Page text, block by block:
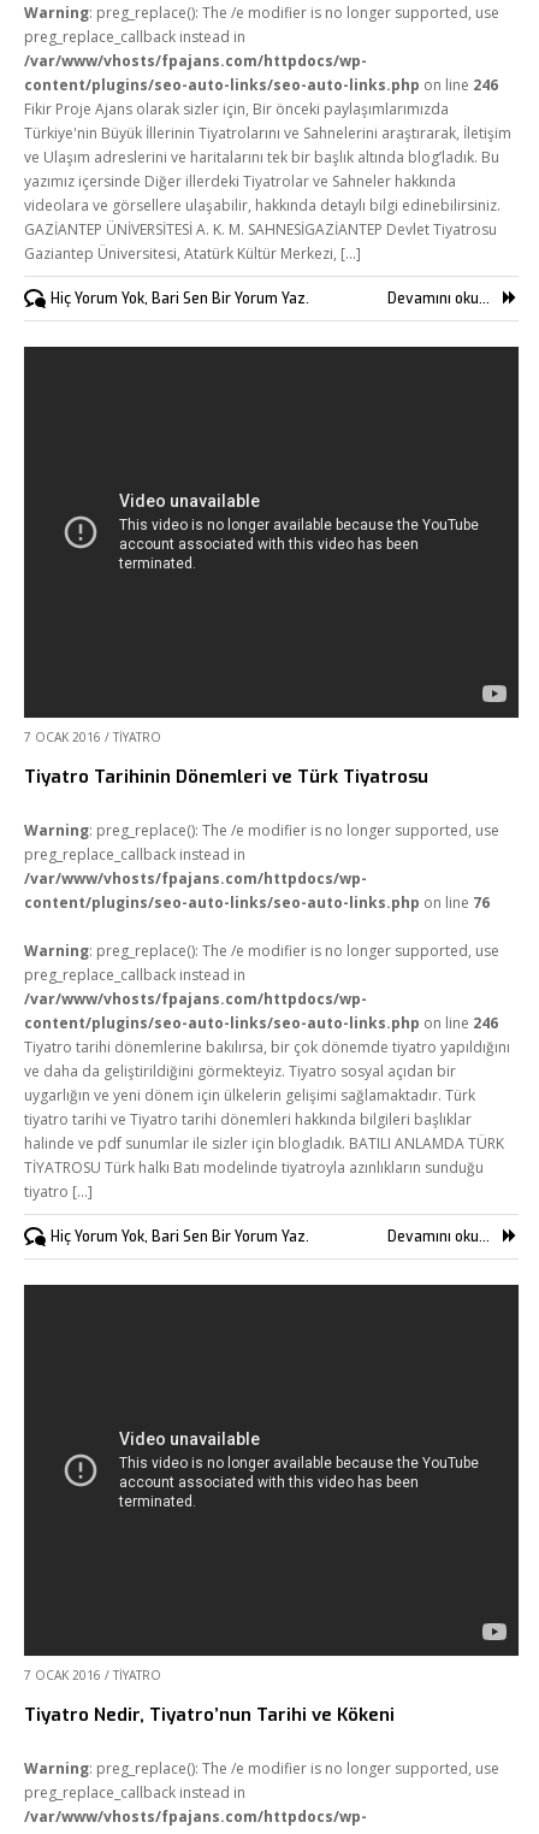
Warning: preg_replace(): The /e modifier is no longer supported, use
preg_replace_callback instead in
/var/www/vhosts/fpajans.com/httpdocs/wp-
content/plugins/seo-auto-links/seo-auto-links.php on line 246
Fikir Proje Ajans olarak sizler için, Bir önceki paylaşımlarımızda
Türkiye'nin Büyük İllerinin Tiyatrolarını ve Sahnelerini araştırarak, İletişim
ve Ulaşım adreslerini ve haritalarını tek bir başlık altında blog’ladık. Bu
yazımız içersinde Diğer illerdeki Tiyatrolar ve Sahneler hakkında
videolara ve görsellere ulaşabilir, hakkında detaylı bilgi edinebilirsiniz.
GAZİANTEP ÜNİVERSİTESİ A. K. M. SAHNESİGAZİANTEP Devlet Tiyatrosu
Gaziantep Üniversitesi, Atatürk Kültür Merkezi, [...]
Hiç Yorum Yok, Bari Sen Bir Yorum Yaz. Devamını oku...
7 OCAK 2016 /TIYATRO
Tiyatro Tarihinin Dönemleri ve Türk Tiyatrosu
Warning: preg_replace(): The /e modifier is no longer supported, use
preg_replace_callback instead in
/var/www/vhosts/fpajans.com/httpdocs/wp-
content/plugins/seo-auto-links/seo-auto-links.php on line 76
Warning: preg_replace(): The /e modifier is no longer supported, use
preg_replace_callback instead in
/var/www/vhosts/fpajans.com/httpdocs/wp-
content/plugins/seo-auto-links/seo-auto-links.php on line 246
Tiyatro tarihi dönemlerine bakılırsa, bir çok dönemde tiyatro yapıldığını
ve daha da geliştirildiğini görmekteyiz. Tiyatro sosyal açıdan bir
uygarlığın ve yeni dönem için ülkelerin gelişimi sağlamaktadır. Türk
tiyatro tarihi ve Tiyatro tarihi dönemleri hakkında bilgileri başlıklar
halinde ve pdf sunumlar ile sizler için blogladık. BATILI ANLAMDA TÜRK
TİYATROSU Türk halkı Batı modelinde tiyatroyla azınlıkların sunduğu
tiyatro [...]
Hiç Yorum Yok, Bari Sen Bir Yorum Yaz. Devamını oku...
7 OCAK 2016 /TIYATRO
Tiyatro Nedir, Tiyatro’nun Tarihi ve Kökeni
Warning: preg_replace(): The /e modifier is no longer supported, use
preg_replace_callback instead in
/var/www/vhosts/fpajans.com/httpdocs/wp-